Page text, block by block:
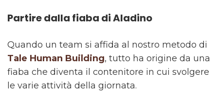
Partire dalla fiaba di Aladino
Quando un team si affida al nostro metodo di
Tale Human Building, tutto ha origine da una
fiaba che diventa il contenitore in cui svolgere
le varie attività della giornata.